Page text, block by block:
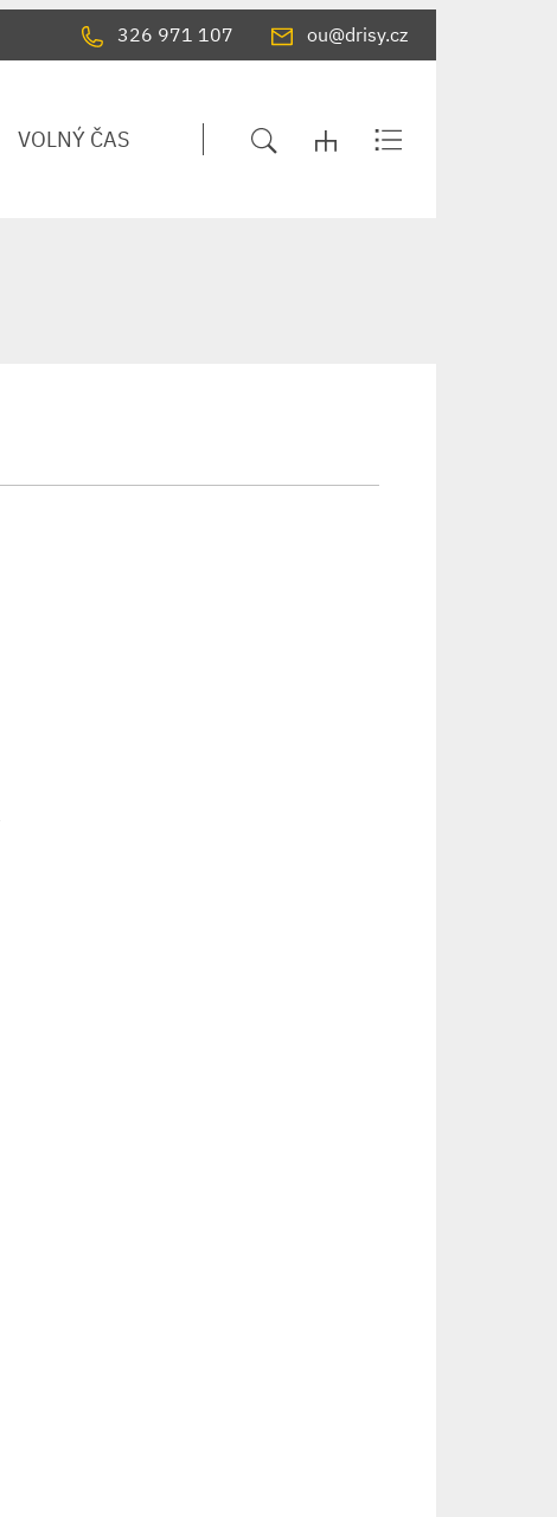
326 971 107 ou@drisy.cz
VOLNÝ ČAS